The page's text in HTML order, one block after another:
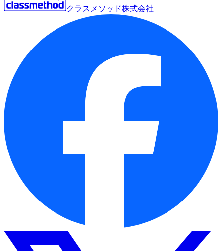
クラスメソッド株式会社